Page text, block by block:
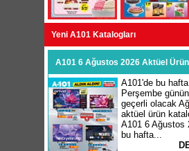
Yeni A101 Katalogları
A101 6 Ağustos 2026 Aktüel
A101'de bu
Perşembe
geçerli olacak
aktüel ürün
A101 6 Ağustos
bu hafta...